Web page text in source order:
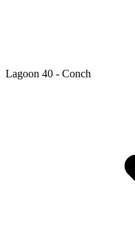
Lagoon 40 - Conch